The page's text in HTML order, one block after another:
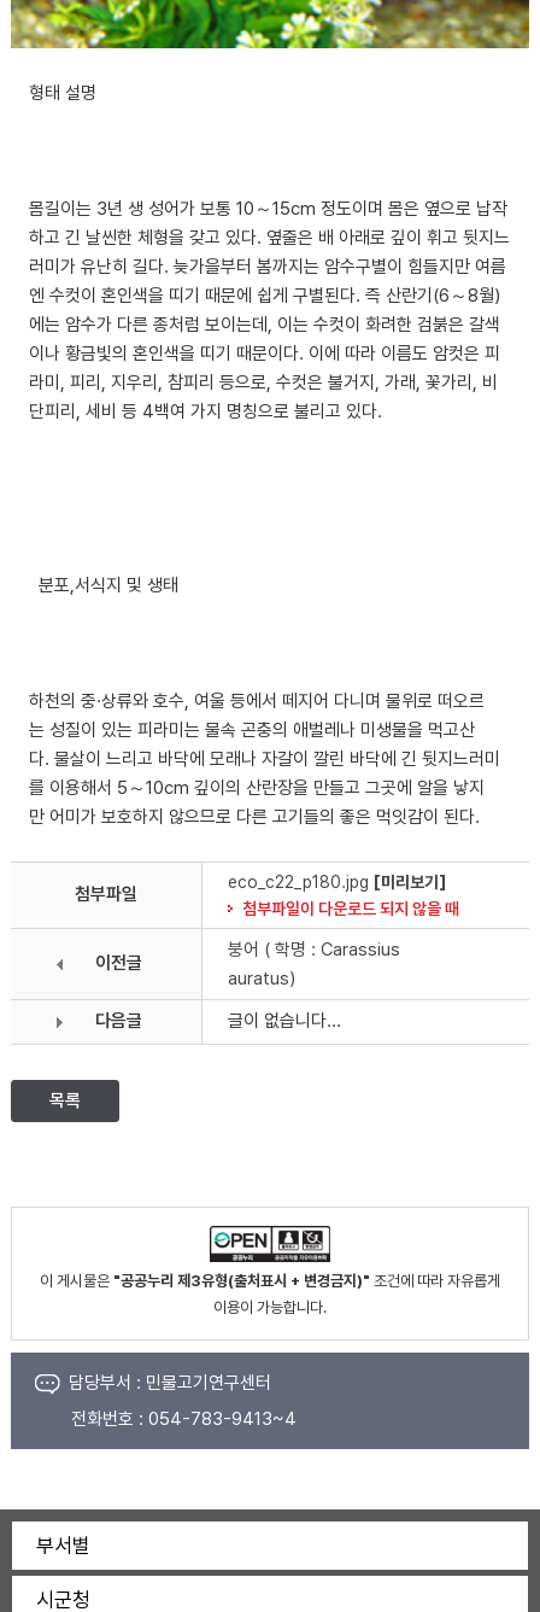
형태 설명
몸길이는 3년 생 성어가 보통 10～15cm 정도이며 몸은 옆으로 납작
하고 긴 날씬한 체형을 갖고 있다. 옆줄은 배 아래로 깊이 휘고 뒷지느
러미가 유난히 길다. 늦가을부터 봄까지는 암수구별이 힘들지만 여름
엔 수컷이 혼인색을 띠기 때문에 쉽게 구별된다. 즉 산란기(6～8월)
에는 암수가 다른 종처럼 보이는데, 이는 수컷이 화려한 검붉은 갈색
이나 황금빛의 혼인색을 띠기 때문이다. 이에 따라 이름도 암컷은 피
라미, 피리, 지우리, 참피리 등으로, 수컷은 불거지, 가래, 꽃가리, 비
단피리, 세비 등 4백여 가지 명칭으로 불리고 있다.
분포,서식지 및 생태
하천의 중·상류와 호수, 여울 등에서 떼지어 다니며 물위로 떠오르
는 성질이 있는 피라미는 물속 곤충의 애벌레나 미생물을 먹고산
다. 물살이 느리고 바닥에 모래나 자갈이 깔린 바닥에 긴 뒷지느러미
를 이용해서 5～10cm 깊이의 산란장을 만들고 그곳에 알을 낳지
만 어미가 보호하지 않으므로 다른 고기들의 좋은 먹잇감이 된다.
첨부파일
eco_c22_p180.jpg [미리보기]
첨부파일이 다운로드 되지 않을 때
이전글
붕어 ( 학명 : Carassius
auratus)
다음글
글이 없습니다...
목록
이 게시물은 "공공누리 제3유형(출처표시 + 변경금지)" 조건에 따라 자유롭게
이용이 가능합니다.
담당부서 : 민물고기연구센터
전화번호 : 054-783-9413~4
부서별
시군청